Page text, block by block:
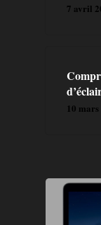
7 avril
10 mars